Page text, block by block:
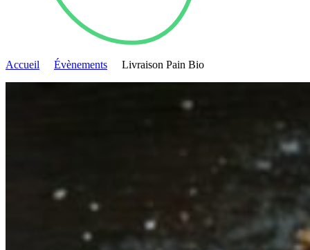
Accueil Évènements Livraison Pain Bio